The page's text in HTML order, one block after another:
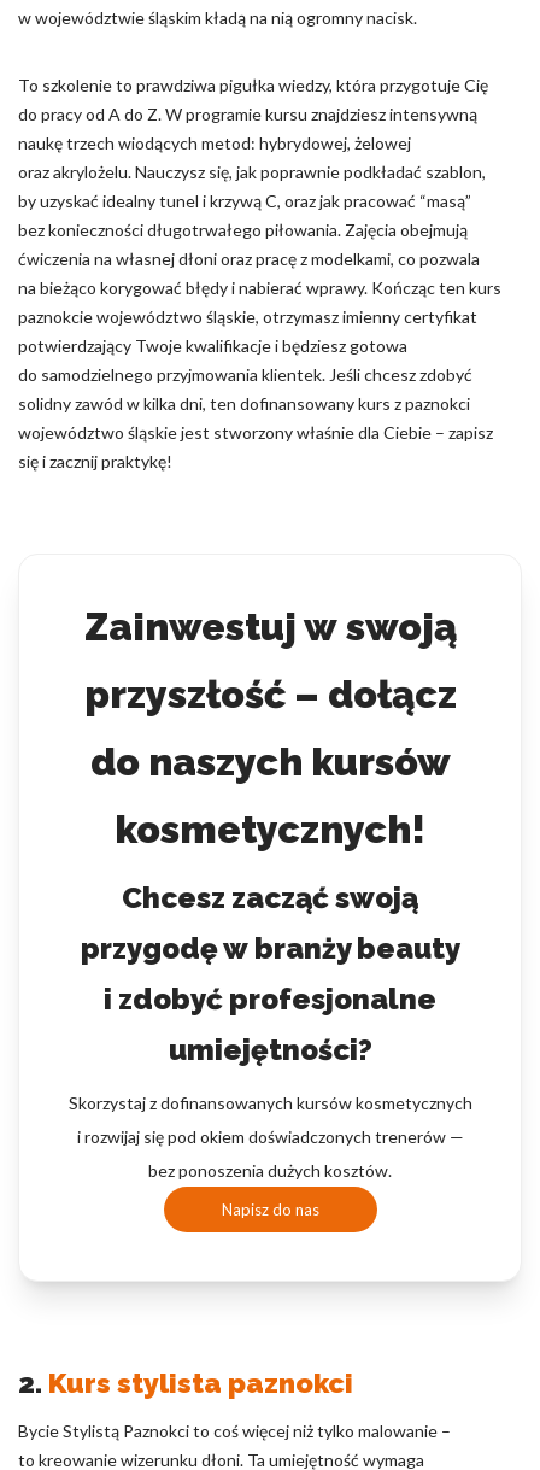
w województwie śląskim kładą na nią ogromny nacisk.
To szkolenie to prawdziwa pigułka wiedzy, która przygotuje Cię
do pracy od A do Z. W programie kursu znajdziesz intensywną
naukę trzech wiodących metod: hybrydowej, żelowej
oraz akrylożelu. Nauczysz się, jak poprawnie podkładać szablon,
by uzyskać idealny tunel i krzywą C, oraz jak pracować “masą”
bez konieczności długotrwałego piłowania. Zajęcia obejmują
ćwiczenia na własnej dłoni oraz pracę z modelkami, co pozwala
na bieżąco korygować błędy i nabierać wprawy. Kończąc ten kurs
paznokcie województwo śląskie, otrzymasz imienny certyfikat
potwierdzający Twoje kwalifikacje i będziesz gotowa
do samodzielnego przyjmowania klientek. Jeśli chcesz zdobyć
solidny zawód w kilka dni, ten dofinansowany kurs z paznokci
województwo śląskie jest stworzony właśnie dla Ciebie – zapisz
się i zacznij praktykę!
Zainwestuj w swoją
przyszłość – dołącz
do naszych kursów
kosmetycznych!
Chcesz zacząć swoją
przygodę w branży beauty
i zdobyć profesjonalne
umiejętności?
Skorzystaj z dofinansowanych kursów kosmetycznych
i rozwijaj się pod okiem doświadczonych trenerów —
bez ponoszenia dużych kosztów.
Napisz do nas
2. Kurs stylista paznokci
Bycie Stylistą Paznokci to coś więcej niż tylko malowanie –
to kreowanie wizerunku dłoni. Ta umiejętność wymaga